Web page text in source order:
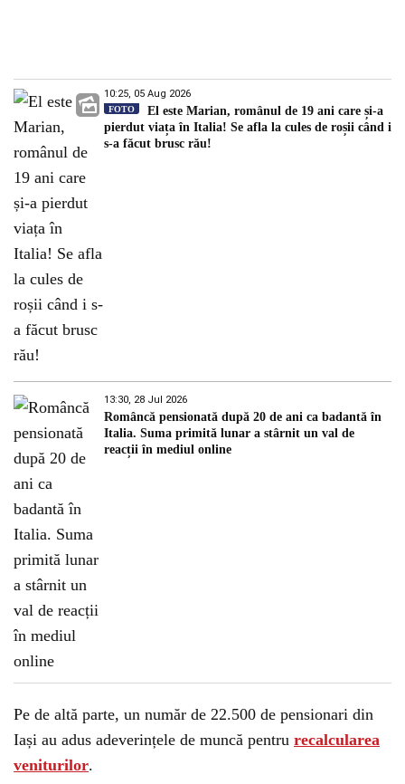
10:25, 05 Aug 2026
FOTO
El este Marian, românul de 19 ani care și-a
pierdut viața în Italia! Se afla la cules de roșii când i
s-a făcut brusc rău!
13:30, 28 Jul 2026
Româncă pensionată după 20 de ani ca badantă în
Italia. Suma primită lunar a stârnit un val de
reacții în mediul online
Pe de altă parte, un număr de 22.500 de pensionari din
Iași au adus adeverințele de muncă pentru recalcularea
veniturilor.